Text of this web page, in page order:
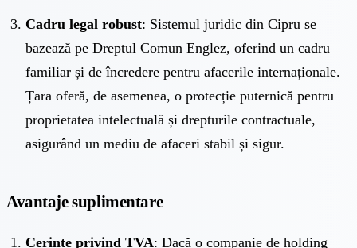
Cadru legal robust: Sistemul juridic din Cipru se
bazează pe Dreptul Comun Englez, oferind un cadru
familiar și de încredere pentru afacerile internaționale.
Țara oferă, de asemenea, o protecție puternică pentru
proprietatea intelectuală și drepturile contractuale,
asigurând un mediu de afaceri stabil și sigur.
Avantaje suplimentare
Cerințe privind TVA: Dacă o companie de holding